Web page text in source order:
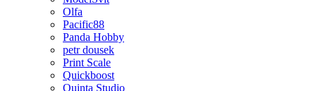
Olfa
Pacific88
Panda Hobby
petr dousek
Print Scale
Quickboost
Quinta Studio